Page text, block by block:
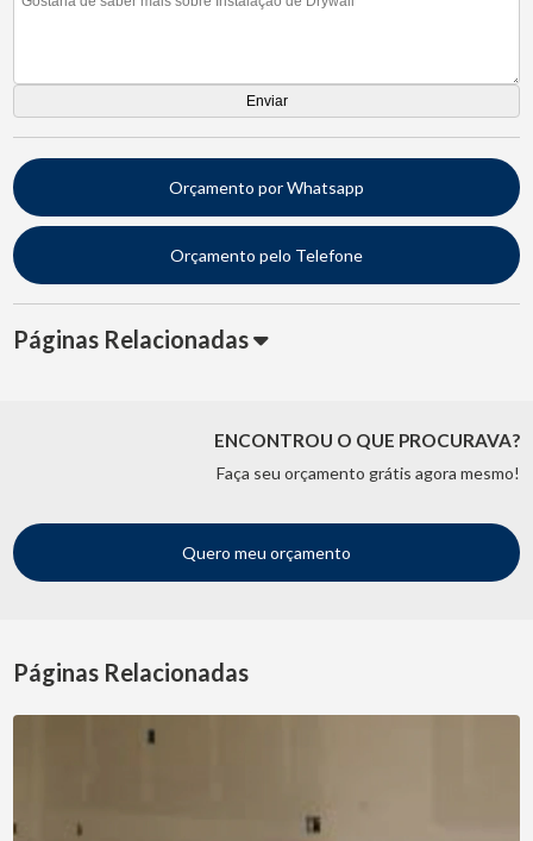
Orçamento por Whatsapp
Orçamento pelo Telefone
Páginas Relacionadas
ENCONTROU O QUE PROCURAVA?
Faça seu orçamento grátis agora mesmo!
Quero meu orçamento
Páginas Relacionadas